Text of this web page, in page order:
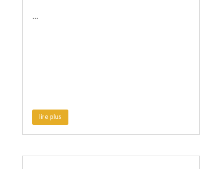
...
lire plus